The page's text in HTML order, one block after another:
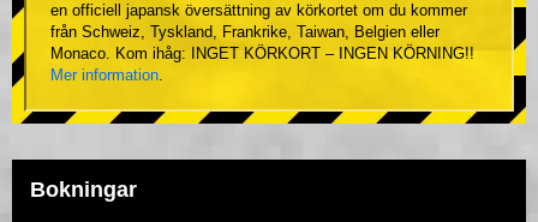
en officiell japansk översättning av körkortet om du kommer
från Schweiz, Tyskland, Frankrike, Taiwan, Belgien eller
Monaco. Kom ihåg: INGET KÖRKORT – INGEN KÖRNING!!
Mer information.
Bokningar